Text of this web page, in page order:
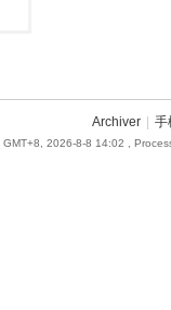
Archiver 手
GMT+8, 2026-8-8 14:02 ,